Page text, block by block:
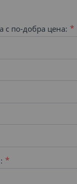
с по-добра цена: